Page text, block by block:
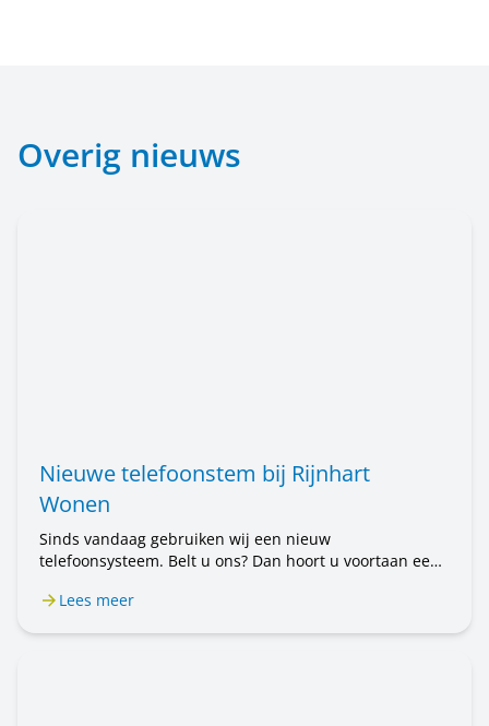
Overig nieuws
Nieuwe telefoonstem bij Rijnhart
Wonen
Sinds vandaag gebruiken wij een nieuw
telefoonsysteem. Belt u ons? Dan hoort u voortaan een
nog steeds met Rijnhart Wonen. Alleen de stem is
Lees meer